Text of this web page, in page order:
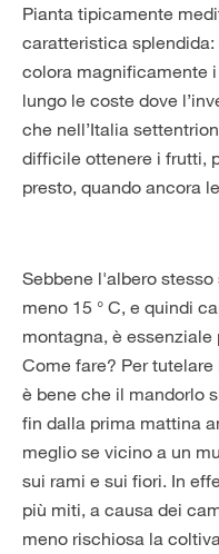
Pianta tipicamente
caratteristica
colora magnificamente
lungo le coste dove
che nell’Italia
difficile ottenere i frutti,
presto, quando ancora
Sebbene l'albero
meno 15 ° C, e quindi
montagna, è
Come fare? Per
è bene che il mandorlo
fin dalla prima mattina
meglio se vicino a un
sui rami e sui fiori. In
più miti, a causa dei
meno rischiosa la